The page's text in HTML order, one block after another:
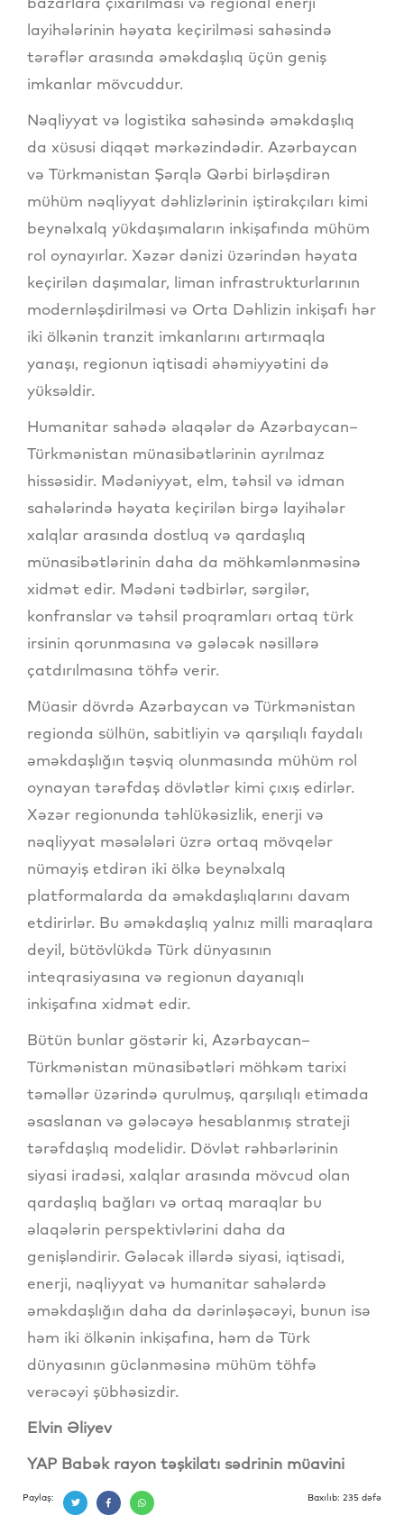
layihələrinin həyata keçirilməsi sahəsində
tərəflər arasında əməkdaşlıq üçün geniş
imkanlar mövcuddur.
Nəqliyyat və logistika sahəsində əməkdaşlıq
da xüsusi diqqət mərkəzindədir. Azərbaycan
və Türkmənistan Şərqlə Qərbi birləşdirən
mühüm nəqliyyat dəhlizlərinin iştirakçıları kimi
beynəlxalq yükdaşımaların inkişafında mühüm
rol oynayırlar. Xəzər dənizi üzərindən həyata
keçirilən daşımalar, liman infrastrukturlarının
modernləşdirilməsi və Orta Dəhlizin inkişafı hər
iki ölkənin tranzit imkanlarını artırmaqla
yanaşı, regionun iqtisadi əhəmiyyətini də
yüksəldir.
Humanitar sahədə əlaqələr də Azərbaycan–
Türkmənistan münasibətlərinin ayrılmaz
hissəsidir. Mədəniyyət, elm, təhsil və idman
sahələrində həyata keçirilən birgə layihələr
xalqlar arasında dostluq və qardaşlıq
münasibətlərinin daha da möhkəmlənməsinə
xidmət edir. Mədəni tədbirlər, sərgilər,
konfranslar və təhsil proqramları ortaq türk
irsinin qorunmasına və gələcək nəsillərə
çatdırılmasına töhfə verir.
Müasir dövrdə Azərbaycan və Türkmənistan
regionda sülhün, sabitliyin və qarşılıqlı faydalı
əməkdaşlığın təşviq olunmasında mühüm rol
oynayan tərəfdaş dövlətlər kimi çıxış edirlər.
Xəzər regionunda təhlükəsizlik, enerji və
nəqliyyat məsələləri üzrə ortaq mövqelər
nümayiş etdirən iki ölkə beynəlxalq
platformalarda da əməkdaşlıqlarını davam
etdirirlər. Bu əməkdaşlıq yalnız milli maraqlara
deyil, bütövlükdə Türk dünyasının
inteqrasiyasına və regionun dayanıqlı
inkişafına xidmət edir.
Bütün bunlar göstərir ki, Azərbaycan–
Türkmənistan münasibətləri möhkəm tarixi
təməllər üzərində qurulmuş, qarşılıqlı etimada
əsaslanan və gələcəyə hesablanmış strateji
tərəfdaşlıq modelidir. Dövlət rəhbərlərinin
siyasi iradəsi, xalqlar arasında mövcud olan
qardaşlıq bağları və ortaq maraqlar bu
əlaqələrin perspektivlərini daha da
genişləndirir. Gələcək illərdə siyasi, iqtisadi,
enerji, nəqliyyat və humanitar sahələrdə
əməkdaşlığın daha da dərinləşəcəyi, bunun isə
həm iki ölkənin inkişafına, həm də Türk
dünyasının güclənməsinə mühüm töhfə
verəcəyi şübhəsizdir.
Elvin Əliyev
YAP Babək rayon təşkilatı sədrinin müavini
Paylaş: Baxılıb: 235 dəfə